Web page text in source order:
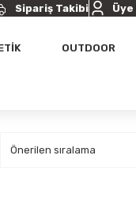
Sipariş Takibi Üye
OUTDOOR